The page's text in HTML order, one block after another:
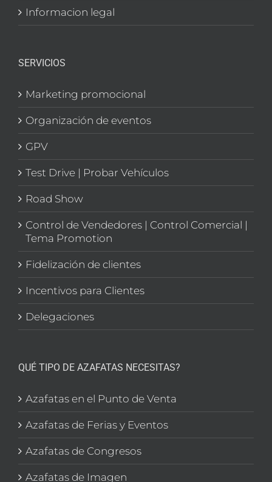
Informacion legal
SERVICIOS
Marketing promocional
Organización de eventos
GPV
Test Drive | Probar Vehículos
Road Show
Control de Vendedores | Control Comercial |
Tema Promotion
Fidelización de clientes
Incentivos para Clientes
Delegaciones
QUÉ TIPO DE AZAFATAS NECESITAS?
Azafatas en el Punto de Venta
Azafatas de Ferias y Eventos
Azafatas de Congresos
Azafatas de Imagen